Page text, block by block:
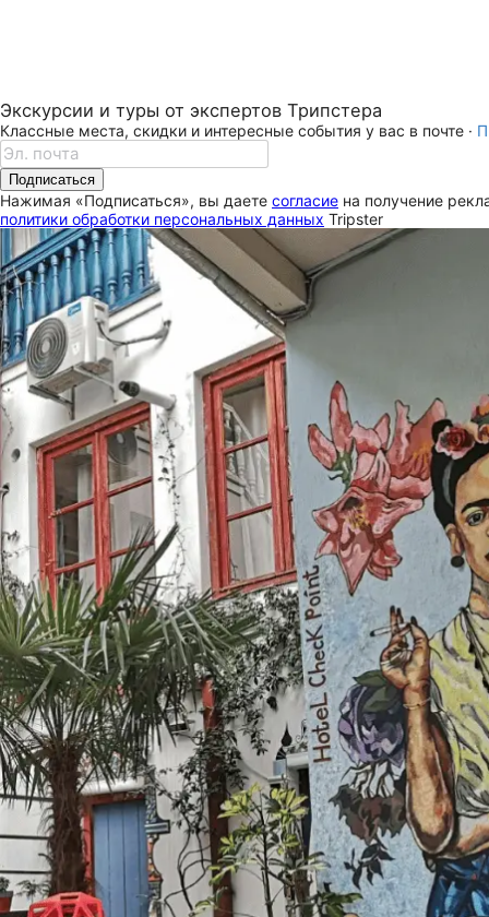
Экскурсии и туры от экспертов Трипстера
Классные места, скидки и интересные события у вас в почте ·
Подписаться
Нажимая «Подписаться», вы даете согласие на получение
политики обработки персональных данных Tripster